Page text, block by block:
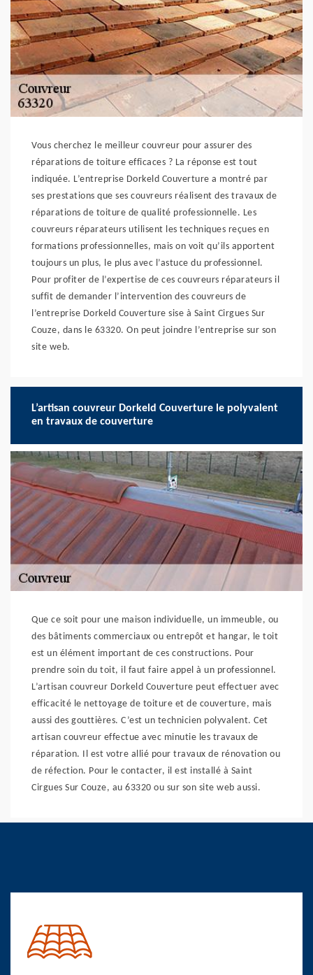
Vous cherchez le meilleur couvreur pour assurer des
réparations de toiture efficaces ? La réponse est tout
indiquée. L’entreprise Dorkeld Couverture a montré par
ses prestations que ses couvreurs réalisent des travaux de
réparations de toiture de qualité professionnelle. Les
couvreurs réparateurs utilisent les techniques reçues en
formations professionnelles, mais on voit qu’ils apportent
toujours un plus, le plus avec l’astuce du professionnel.
Pour profiter de l’expertise de ces couvreurs réparateurs il
suffit de demander l’intervention des couvreurs de
l’entreprise Dorkeld Couverture sise à Saint Cirgues Sur
Couze, dans le 63320. On peut joindre l’entreprise sur son
site web.
L’artisan couvreur Dorkeld Couverture le polyvalent
en travaux de couverture
Que ce soit pour une maison individuelle, un immeuble, ou
des bâtiments commerciaux ou entrepôt et hangar, le toit
est un élément important de ces constructions. Pour
prendre soin du toit, il faut faire appel à un professionnel.
L’artisan couvreur Dorkeld Couverture peut effectuer avec
efficacité le nettoyage de toiture et de couverture, mais
aussi des gouttières. C’est un technicien polyvalent. Cet
artisan couvreur effectue avec minutie les travaux de
réparation. Il est votre allié pour travaux de rénovation ou
de réfection. Pour le contacter, il est installé à Saint
Cirgues Sur Couze, au 63320 ou sur son site web aussi.